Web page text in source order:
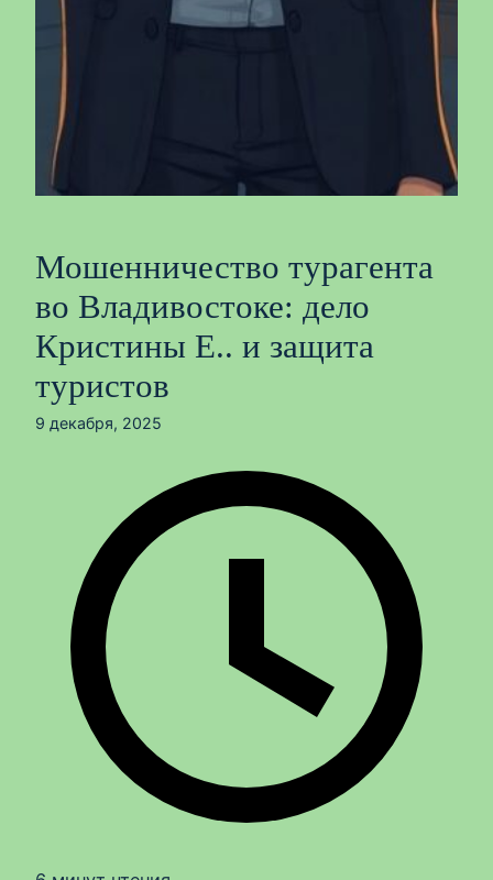
Мошенничество турагента
во Владивостоке: дело
Кристины Е.. и защита
туристов
9 декабря, 2025